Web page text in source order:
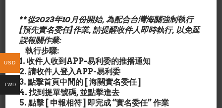
20ml
$20.99Original
price
was:
$20.99.
$20.00Current
price
**從2023年10月份開始, 為配合台灣海關強制執行
[預先實名委任]作業, 請提醒收件人即時執行, 以免延
誤報關作業:
執行步驟:
1. 收件人收到APP-易利委的推播通知
2. 請收件人登入APP-易利委
3. 點擊首頁中間的 [ 海關實名委任 ]
4. 找到提單號碼, 並點擊進去
5. 點擊 [ 申報相符 ] 即完成 “實名委任” 作業
USD
TWD